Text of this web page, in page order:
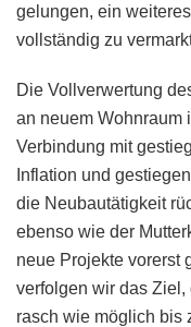
gelungen, ein
vollständig zu
Die Vollverwertung
an neuem Wohnraum
Verbindung mit
Inflation und
die Neubautätigkeit
ebenso wie der
neue Projekte vorerst
verfolgen wir das
rasch wie möglich bis